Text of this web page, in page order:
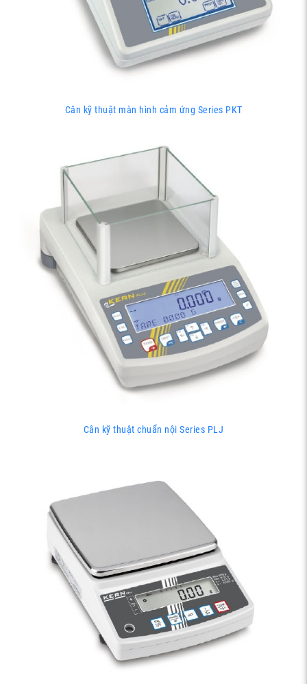
Cân kỹ thuật màn hình cảm ứng Series PKT
Cân kỹ thuật chuẩn nội Series PLJ